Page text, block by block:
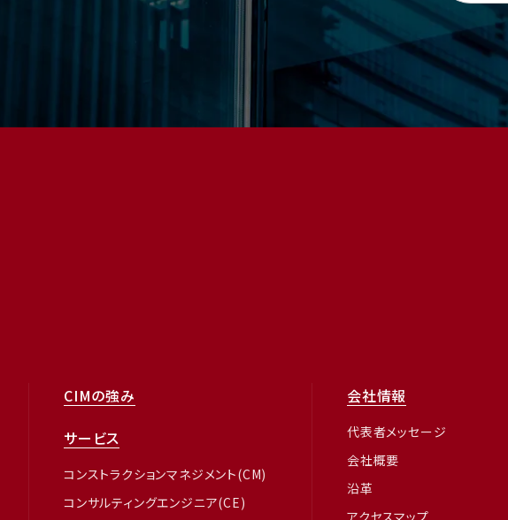
CIMの強み
サービス
コンストラクションマネジメント(CM)
コンサルティングエンジニア(CE)
会社情報
代表者メッセージ
会社概要
沿革
アクセスマップ